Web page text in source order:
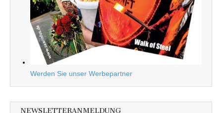
Werden Sie unser Werbepartner
NEWSLETTERANMELDUNG